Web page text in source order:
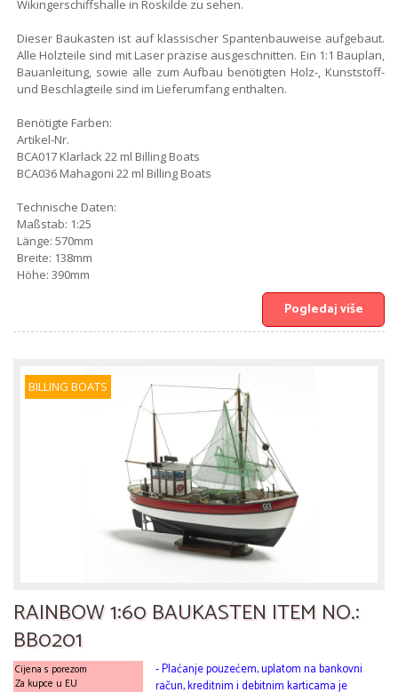
Wikingerschiffshalle in Roskilde zu sehen.
Dieser Baukasten ist auf klassischer Spantenbauweise aufgebaut.
Alle Holzteile sind mit Laser präzise ausgeschnitten. Ein 1:1 Bauplan,
Bauanleitung, sowie alle zum Aufbau benötigten Holz-, Kunststoff-
und Beschlagteile sind im Lieferumfang enthalten.
Benötigte Farben:
Artikel-Nr.
BCA017 Klarlack 22 ml Billing Boats
BCA036 Mahagoni 22 ml Billing Boats
Technische Daten:
Maßstab: 1:25
Länge: 570mm
Breite: 138mm
Höhe: 390mm
Pogledaj više
BILLING BOATS
RAINBOW 1:60 BAUKASTEN ITEM NO.:
BB0201
Cijena s porezom
Za kupce u EU
- Plaćanje pouzećem, uplatom na bankovni
račun, kreditnim i debitnim karticama je